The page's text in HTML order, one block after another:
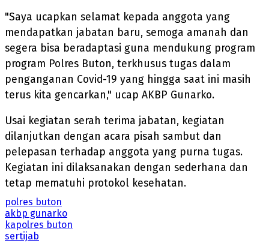
"Saya ucapkan selamat kepada anggota yang
mendapatkan jabatan baru, semoga amanah dan
segera bisa beradaptasi guna mendukung program
program Polres Buton, terkhusus tugas dalam
penganganan Covid-19 yang hingga saat ini masih
terus kita gencarkan," ucap AKBP Gunarko.
Usai kegiatan serah terima jabatan, kegiatan
dilanjutkan dengan acara pisah sambut dan
pelepasan terhadap anggota yang purna tugas.
Kegiatan ini dilaksanakan dengan sederhana dan
tetap mematuhi protokol kesehatan.
polres buton
akbp gunarko
kapolres buton
sertijab